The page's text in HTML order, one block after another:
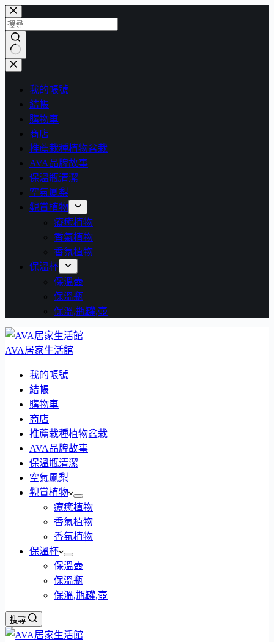
跳
至
主
要
內
找
我的帳號
結帳
購物車
商店
推薦栽種植物盆栽
AVA品牌故事
保溫瓶清潔
空氣鳳梨
觀賞植物
療癒植物
香氣植物
香氛植物
保溫杯
保溫壺
保溫瓶
保溫,瓶罐,壺
AVA居家生活館
我的帳號
結帳
購物車
商店
推薦栽種植物盆栽
AVA品牌故事
保溫瓶清潔
空氣鳳梨
觀賞植物
療癒植物
香氣植物
香氛植物
保溫杯
保溫壺
保溫瓶
保溫,瓶罐,壺
搜尋